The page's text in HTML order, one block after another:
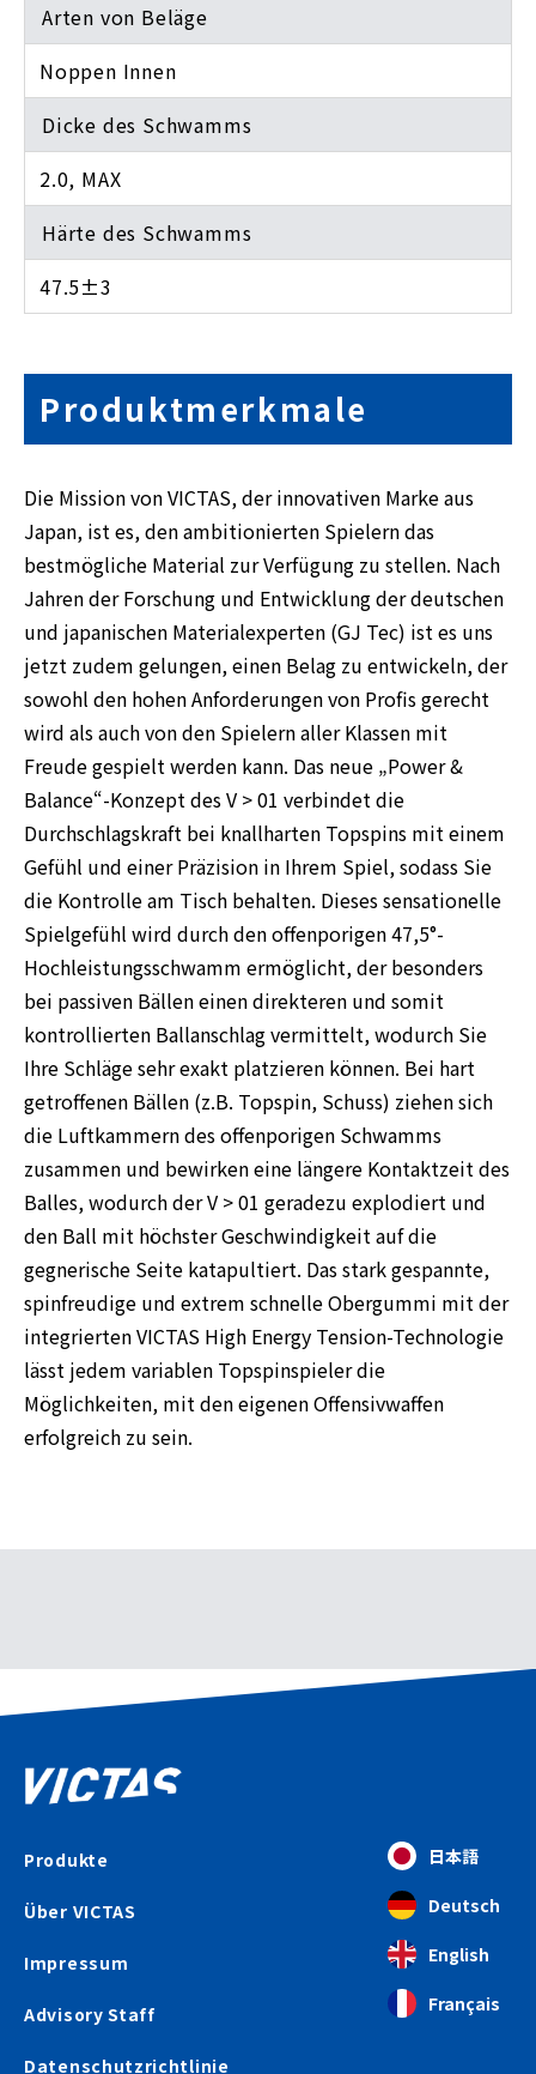
Arten von Beläge
Noppen Innen
Dicke des Schwamms
2.0, MAX
Härte des Schwamms
47.5±3
Produktmerkmale
Die Mission von VICTAS, der innovativen Marke aus
Japan, ist es, den ambitionierten Spielern das
bestmögliche Material zur Verfügung zu stellen. Nach
Jahren der Forschung und Entwicklung der deutschen
und japanischen Materialexperten (GJ Tec) ist es uns
jetzt zudem gelungen, einen Belag zu entwickeln, der
sowohl den hohen Anforderungen von Profis gerecht
wird als auch von den Spielern aller Klassen mit
Freude gespielt werden kann. Das neue „Power &
Balance“-Konzept des V > 01 verbindet die
Durchschlagskraft bei knallharten Topspins mit einem
Gefühl und einer Präzision in Ihrem Spiel, sodass Sie
die Kontrolle am Tisch behalten. Dieses sensationelle
Spielgefühl wird durch den offenporigen 47,5°-
Hochleistungsschwamm ermöglicht, der besonders
bei passiven Bällen einen direkteren und somit
kontrollierten Ballanschlag vermittelt, wodurch Sie
Ihre Schläge sehr exakt platzieren können. Bei hart
getroffenen Bällen (z.B. Topspin, Schuss) ziehen sich
die Luftkammern des offenporigen Schwamms
zusammen und bewirken eine längere Kontaktzeit des
Balles, wodurch der V > 01 geradezu explodiert und
den Ball mit höchster Geschwindigkeit auf die
gegnerische Seite katapultiert. Das stark gespannte,
spinfreudige und extrem schnelle Obergummi mit der
integrierten VICTAS High Energy Tension-Technologie
lässt jedem variablen Topspinspieler die
Möglichkeiten, mit den eigenen Offensivwaffen
erfolgreich zu sein.
Produkte
Über VICTAS
Impressum
Advisory Staff
Datenschutzrichtlinie
日本語
Deutsch
English
Français